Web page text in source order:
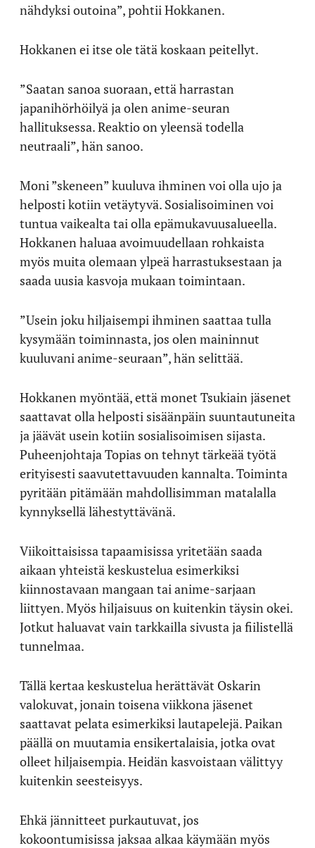
nähdyksi outoina”, pohtii Hokkanen.
Hokkanen ei itse ole tätä koskaan peitellyt.
”Saatan sanoa suoraan, että harrastan
japanihörhöilyä ja olen anime-seuran
hallituksessa. Reaktio on yleensä todella
neutraali”, hän sanoo.
Moni ”skeneen” kuuluva ihminen voi olla ujo ja
helposti kotiin vetäytyvä. Sosialisoiminen voi
tuntua vaikealta tai olla epämukavuusalueella.
Hokkanen haluaa avoimuudellaan rohkaista
myös muita olemaan ylpeä harrastuksestaan ja
saada uusia kasvoja mukaan toimintaan.
”Usein joku hiljaisempi ihminen saattaa tulla
kysymään toiminnasta, jos olen maininnut
kuuluvani anime-seuraan”, hän selittää.
Hokkanen myöntää, että monet Tsukiain jäsenet
saattavat olla helposti sisäänpäin suuntautuneita
ja jäävät usein kotiin sosialisoimisen sijasta.
Puheenjohtaja Topias on tehnyt tärkeää työtä
erityisesti saavutettavuuden kannalta. Toiminta
pyritään pitämään mahdollisimman matalalla
kynnyksellä lähestyttävänä.
Viikoittaisissa tapaamisissa yritetään saada
aikaan yhteistä keskustelua esimerkiksi
kiinnostavaan mangaan tai anime-sarjaan
liittyen. Myös hiljaisuus on kuitenkin täysin okei.
Jotkut haluavat vain tarkkailla sivusta ja fiilistellä
tunnelmaa.
Tällä kertaa keskustelua herättävät Oskarin
valokuvat, jonain toisena viikkona jäsenet
saattavat pelata esimerkiksi lautapelejä. Paikan
päällä on muutamia ensikertalaisia, jotka ovat
olleet hiljaisempia. Heidän kasvoistaan välittyy
kuitenkin seesteisyys.
Ehkä jännitteet purkautuvat, jos
kokoontumisissa jaksaa alkaa käymään myös